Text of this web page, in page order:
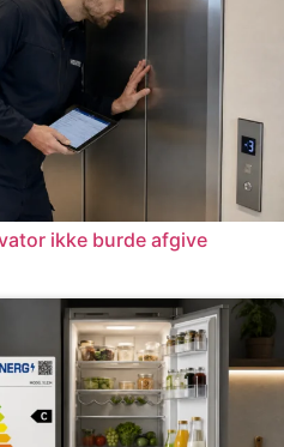
ikke burde afgive